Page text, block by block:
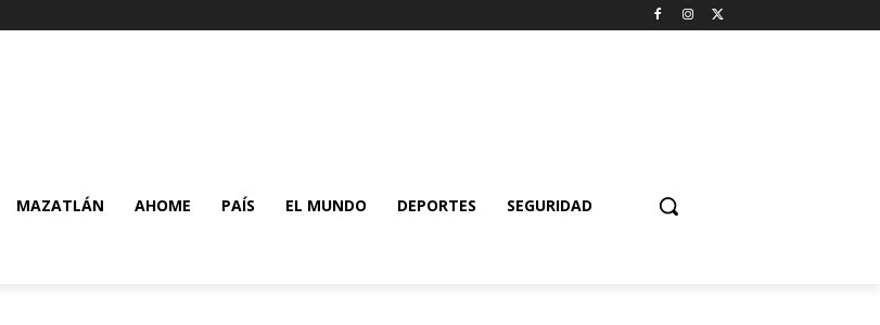
MAZATLÁN AHOME PAÍS EL MUNDO DEPORTES SEGURIDAD